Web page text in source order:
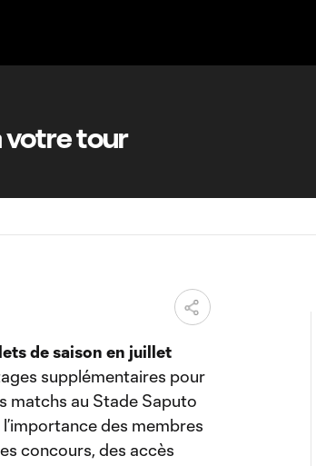
votre tour
de saison en juillet
supplémentaires pour
matchs au Stade Saputo
des membres
concours, des accès